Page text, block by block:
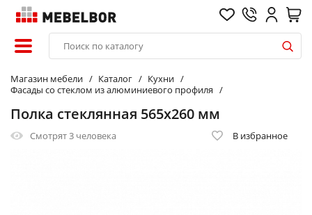
Магазин мебели Каталог
Кухни
Фасады со стеклом из алюминиевого профиля
Полка стеклянная 565х260 мм
Смотрят3 человека В избранное